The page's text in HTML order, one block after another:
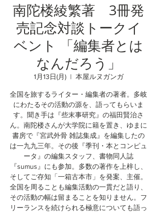
南陀楼綾繁著 3冊発
売記念対談トークイ
ベント 「編集者とは
なんだろう」
1月13日(月)
  |
本屋ルヌガンガ
全国を旅するライター・編集者の著者。多岐
にわたるその活動の源を、語ってもらいま
す。聞き手は『些末事研究』の福田賢治さ
ん。南陀楼さんが大学院に籍を置き、ゆまに
書房で『宮武外骨 雑誌集成』を編集したの
は一九九三年。その後『季刊・本とコンピュ
ータ』の編集スタッフ、書物同人誌
『sumus』にも参加。多数の著作を上梓し、
そしてご存知「一箱古本市」を発案、主催。
全国を周ることも編集活動の一貫だと語り、
その活動の幅は留まることを知りません。フ
リーランスを続けられる極意についても語っ